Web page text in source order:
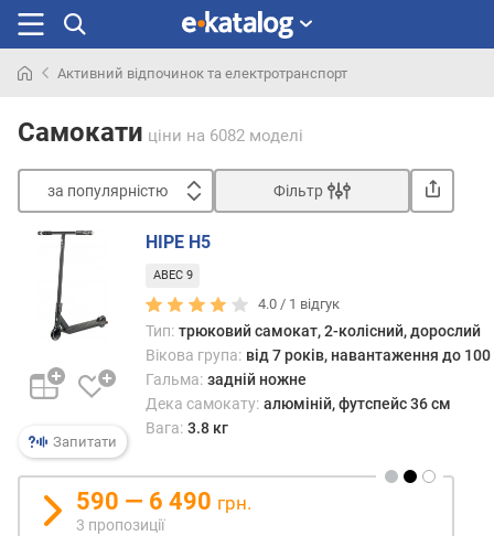
раніше
Активний відпочинок та електротранспорт
Самокати ціни на 6082 моделі
за популярністю
з
а
п
о
у
л
р
н
с
Фільтр
Запитати
HIPE H5
ABEC 9
4.0 / 1 відгук
Тип: трюковий самокат, 2-колісний, дорослий
Вікова група: від 7 років, навантаження до 100
Гальма: задній ножне
Дека самокату: алюміній, футспейс 36 см
Вага: 3.8 кг
590 — 6 490 грн.
3 пропозиції